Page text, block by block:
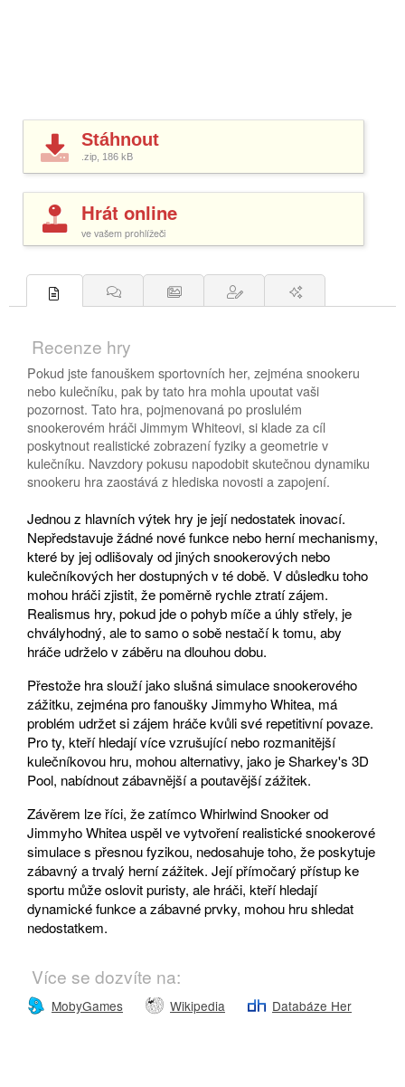
Stáhnout
.zip, 186 kB
Hrát online
ve vašem prohlížeči
Recenze hry
Pokud jste fanouškem sportovních her, zejména snookeru
nebo kulečníku, pak by tato hra mohla upoutat vaši
pozornost. Tato hra, pojmenovaná po proslulém
snookerovém hráči Jimmym Whiteovi, si klade za cíl
poskytnout realistické zobrazení fyziky a geometrie v
kulečníku. Navzdory pokusu napodobit skutečnou dynamiku
snookeru hra zaostává z hlediska novosti a zapojení.
Jednou z hlavních výtek hry je její nedostatek inovací.
Nepředstavuje žádné nové funkce nebo herní mechanismy,
které by jej odlišovaly od jiných snookerových nebo
kulečníkových her dostupných v té době. V důsledku toho
mohou hráči zjistit, že poměrně rychle ztratí zájem.
Realismus hry, pokud jde o pohyb míče a úhly střely, je
chvályhodný, ale to samo o sobě nestačí k tomu, aby
hráče udrželo v záběru na dlouhou dobu.
Přestože hra slouží jako slušná simulace snookerového
zážitku, zejména pro fanoušky Jimmyho Whitea, má
problém udržet si zájem hráče kvůli své repetitivní povaze.
Pro ty, kteří hledají více vzrušující nebo rozmanitější
kulečníkovou hru, mohou alternativy, jako je Sharkey's 3D
Pool, nabídnout zábavnější a poutavější zážitek.
Závěrem lze říci, že zatímco Whirlwind Snooker od
Jimmyho Whitea uspěl ve vytvoření realistické snookerové
simulace s přesnou fyzikou, nedosahuje toho, že poskytuje
zábavný a trvalý herní zážitek. Její přímočarý přístup ke
sportu může oslovit puristy, ale hráči, kteří hledají
dynamické funkce a zábavné prvky, mohou hru shledat
nedostatkem.
Více se dozvíte na:
MobyGames Wikipedia Databáze Her